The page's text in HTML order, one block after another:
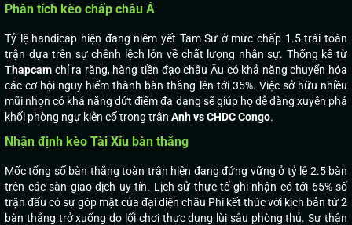
Phân tích kèo chấp châu Á
Tỷ lệ handicap hiện đang niêm yết Tam Sư ở mức chấp 1.5 trái toàn
trận dựa trên sự chênh lệch lớn về chất lượng nhân sự. Thống kê từ
Thapcam chỉ ra rằng, hàng tiền đạo châu Âu có khả năng chuyển hóa
các cơ hội nguy hiểm thành bàn thắng lên tới 35%. Việc sở hữu nhiều
mũi nhọn có khả năng dứt điểm đa dạng sẽ giúp họ dễ dàng xuyên phá
khối phòng ngự kiên cố trong trận Anh vs CHDC Congo.
Nhận định kèo Tài Xỉu bàn thắng
Mốc tổng số bàn thắng toàn trận hiện đang đứng vững ở tỷ lệ 2.5 bàn
trên các sàn giao dịch uy tín. Lịch sử thực tế ghi nhận có tới 65% số
trận đấu có sự góp mặt của đại diện châu Phi kết thúc với kịch bản từ 2
bàn thắng trở xuống do lối chơi thực dụng lùi sâu phòng thủ. Sự thận